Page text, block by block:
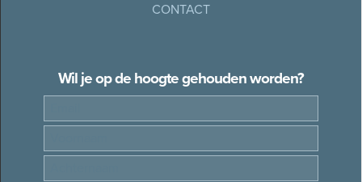
CONTACT
Wil je op de hoogte gehouden worden?